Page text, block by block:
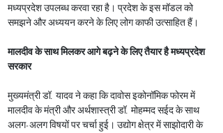
मध्यप्रदेश उपलब्ध करवा रहा है। प्रदेश के इस मॉडल को
समझने और अध्ययन करने के लिए लोग काफी उत्साहित हैं।
मालदीव के साथ मिलकर आगे बढ़ने के लिए तैयार है मध्यप्रदेश
सरकार
मुख्यमंत्री डॉ. यादव ने कहा कि दावोस इकोनॉमिक फोरम में
मालदीव के मंत्री और अर्थशास्त्री डॉ. मोहम्मद सईद के साथ
अलग-अलग विषयों पर चर्चा हुई। उद्योग क्षेत्र में साझोदारी के